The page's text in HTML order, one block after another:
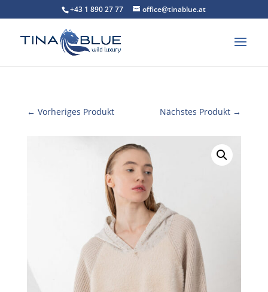
+43 1 890 27 77 office@tinablue.at
← Vorheriges Produkt Nächstes Produkt →